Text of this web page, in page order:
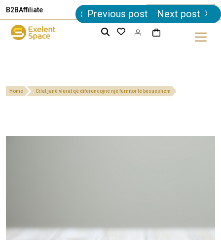
B2BAffiliate
Home Cilat janë vlerat që diferencojnë një furnitor të besueshëm
Post
navigation
Previous post Next post